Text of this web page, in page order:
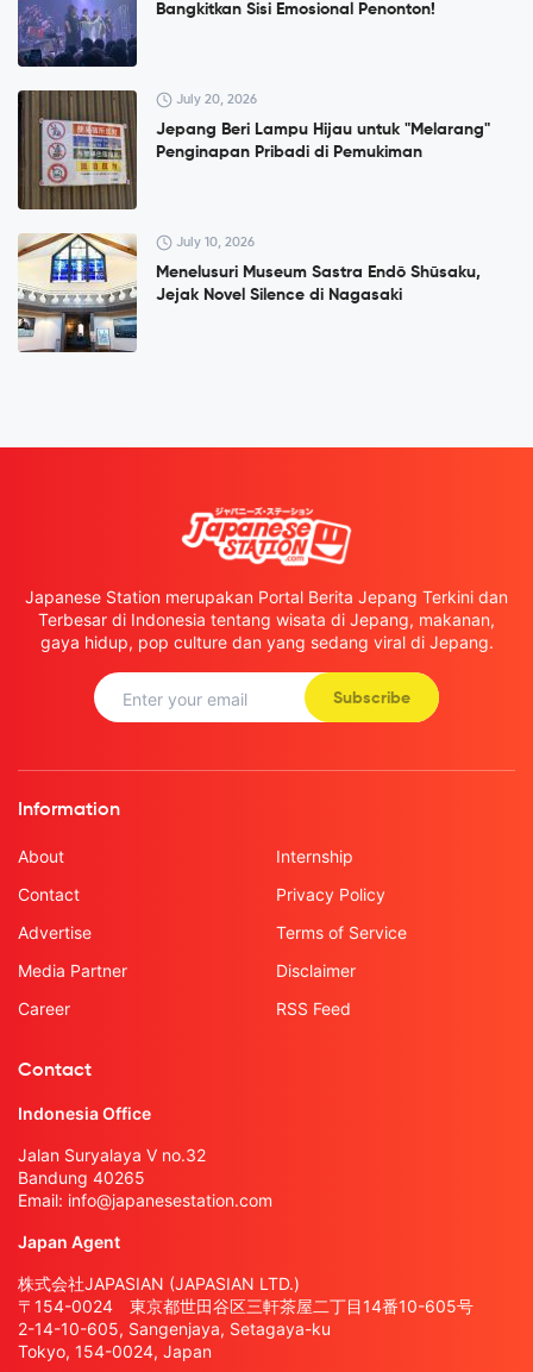
Bangkitkan Sisi Emosional Penonton!
July 20, 2026
Jepang Beri Lampu Hijau untuk "Melarang"
Penginapan Pribadi di Pemukiman
July 10, 2026
Menelusuri Museum Sastra Endō Shūsaku,
Jejak Novel Silence di Nagasaki
Japanese Station merupakan Portal Berita Jepang Terkini dan
Terbesar di Indonesia tentang wisata di Jepang, makanan,
gaya hidup, pop culture dan yang sedang viral di Jepang.
Subscribe
Information
About
Contact
Advertise
Media Partner
Career
Internship
Privacy Policy
Terms of Service
Disclaimer
RSS Feed
Contact
Indonesia Office
Jalan Suryalaya V no.32
Bandung 40265
Email: info@japanesestation.com
Japan Agent
株式会社JAPASIAN (JAPASIAN LTD.)
〒154-0024 東京都世田谷区三軒茶屋二丁目14番10-605号
2-14-10-605, Sangenjaya, Setagaya-ku
Tokyo, 154-0024, Japan